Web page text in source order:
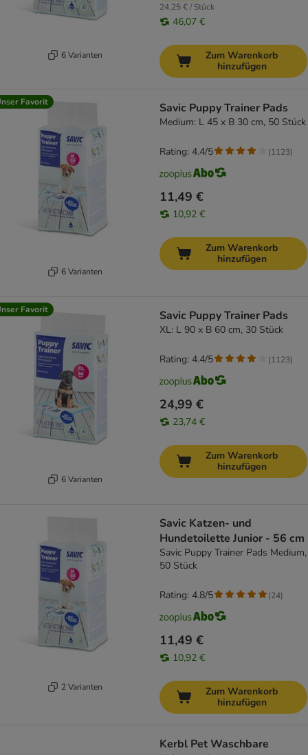
6 Varianten
24,25 € / Stück
46,07 €
Zum Warenkorb
hinzufügen
Favorit
6 Varianten
Savic Puppy Trainer Pads
Medium: L 45 x B 30 cm, 50 Stück
11,49 €
10,92 €
Rating: 4.4/5 (1123)
Zum Warenkorb
hinzufügen
Favorit
6 Varianten
Savic Puppy Trainer Pads
XL: L 90 x B 60 cm, 30 Stück
24,99 €
23,74 €
Rating: 4.4/5 (1123)
Zum Warenkorb
hinzufügen
2 Varianten
Savic Katzen- und
Hundetoilette Junior - 56 cm
Savic Puppy Trainer Pads Medium,
50 Stück
11,49 €
10,92 €
Rating: 4.8/5 (24)
Zum Warenkorb
hinzufügen
Kerbl Pet Waschbare